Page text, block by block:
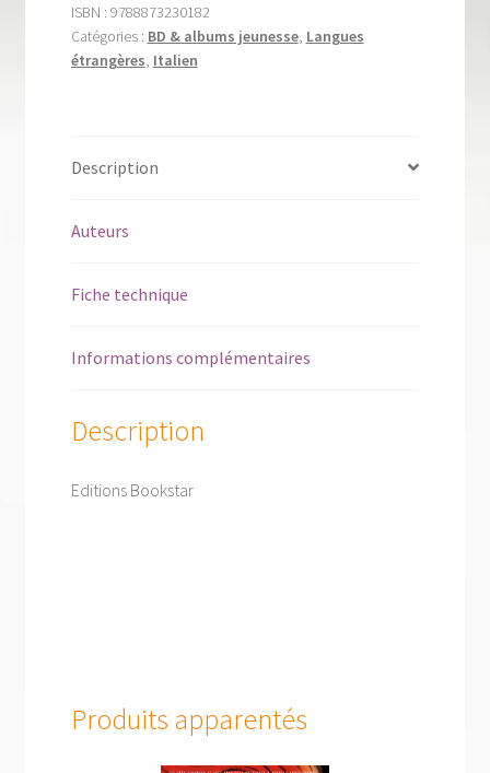
scena!
ISBN : 9788873230182
Catégories : BD & albums jeunesse, Langues
étrangères, Italien
Description
Auteurs
Fiche technique
Informations complémentaires
Description
Editions Bookstar
Produits apparentés